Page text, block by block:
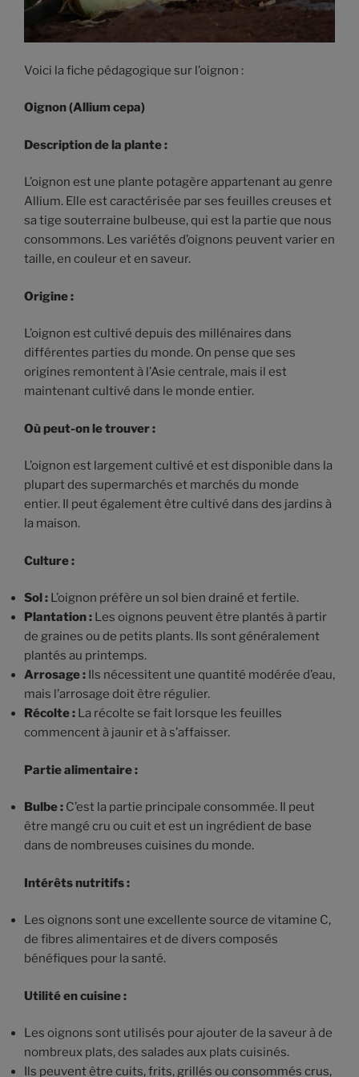
Voici la fiche pédagogique sur l’oignon :
Oignon (Allium cepa)
Description de la plante :
L’oignon est une plante potagère appartenant au genre
Allium. Elle est caractérisée par ses feuilles creuses et
sa tige souterraine bulbeuse, qui est la partie que nous
consommons. Les variétés d’oignons peuvent varier en
taille, en couleur et en saveur.
Origine :
L’oignon est cultivé depuis des millénaires dans
différentes parties du monde. On pense que ses
origines remontent à l’Asie centrale, mais il est
maintenant cultivé dans le monde entier.
Où peut-on le trouver :
L’oignon est largement cultivé et est disponible dans la
plupart des supermarchés et marchés du monde
entier. Il peut également être cultivé dans des jardins à
la maison.
Culture :
Sol : L’oignon préfère un sol bien drainé et fertile.
Plantation : Les oignons peuvent être plantés à partir
de graines ou de petits plants. Ils sont généralement
plantés au printemps.
Arrosage : Ils nécessitent une quantité modérée d’eau,
mais l’arrosage doit être régulier.
Récolte : La récolte se fait lorsque les feuilles
commencent à jaunir et à s’affaisser.
Partie alimentaire :
Bulbe : C’est la partie principale consommée. Il peut
être mangé cru ou cuit et est un ingrédient de base
dans de nombreuses cuisines du monde.
Intérêts nutritifs :
Les oignons sont une excellente source de vitamine C,
de fibres alimentaires et de divers composés
bénéfiques pour la santé.
Utilité en cuisine :
Les oignons sont utilisés pour ajouter de la saveur à de
nombreux plats, des salades aux plats cuisinés.
Ils peuvent être cuits, frits, grillés ou consommés crus,